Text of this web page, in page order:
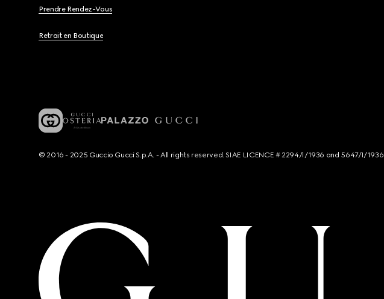
Prendre Rendez-Vous
Retrait en Boutique
© 2016 - 2025 Guccio Gucci S.p.A. - All rights reserved. SIAE LICENCE # 2294/I/1936 and 5647/I/1936